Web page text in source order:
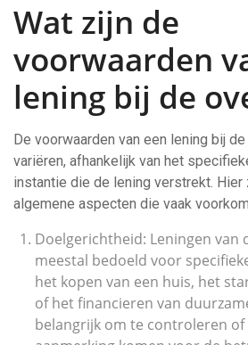
Wat zijn de
voorwaarden
lening bij de
De voorwaarden van een lening bij
variëren, afhankelijk van het
instantie die de lening verstrekt. Hier
algemene aspecten die vaak
Doelgerichtheid: Leningen van
meestal bedoeld voor
het kopen van een huis, het
of het financieren van
belangrijk om te controleren